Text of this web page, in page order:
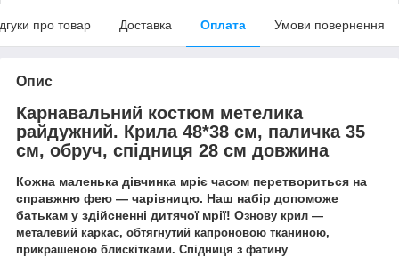
про товар Доставка Оплата Умови повернення
Опис
Карнавальний костюм метелика
райдужний. Крила 48*38 см, паличка 35
см, обруч, спідниця 28 см довжина
Кожна маленька дівчинка мріє часом перетвориться на
справжню фею — чарівницю. Наш набір допоможе
батькам у здійсненні дитячої мрії! Ознову крил —
металевий каркас, обтягнутий капроновою тканиною,
прикрашеною блискітками. Спідниця з фатину